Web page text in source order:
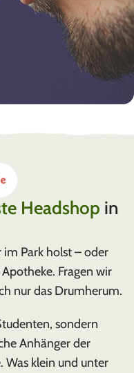
Headshop in
im Park holst – oder
Fragen wir
nur das Drumherum.
sondern
Anhänger der
Was klein und unter